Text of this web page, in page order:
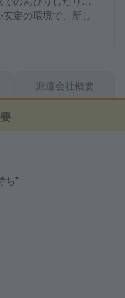
定の環境で、新し
派遣会社概要
ち”